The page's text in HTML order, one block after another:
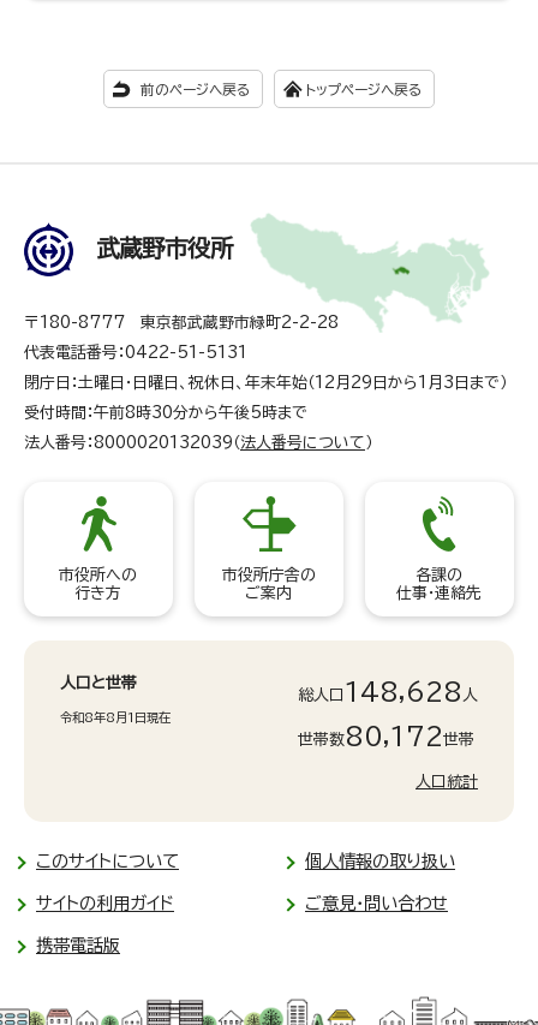
前のページへ戻る トップページへ戻る
武蔵野市役所
〒180-8777 東京都武蔵野市緑町2-2-28
代表電話番号：0422-51-5131
閉庁日：土曜日・日曜日、祝休日、年末年始（12月29日から1月3日まで）
受付時間：午前8時30分から午後5時まで
法人番号：8000020132039（ 法人番号について ）
市役所への
行き方
市役所庁舎の
ご案内
各課の
仕事・連絡先
人口と世帯
令和8年8月1日現在
総人口 148,628 人
世帯数80,172世帯
人口統計
このサイトについて 個人情報の取り扱い
サイトの利用ガイド ご意見・問い合わせ
携帯電話版